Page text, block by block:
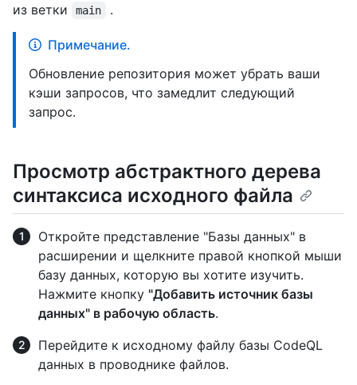
из ветки
main .
Примечание.
Обновление репозитория может убрать ваши
кэши запросов, что замедлит следующий
запрос.
Просмотр абстрактного дерева
синтаксиса исходного файла
Откройте представление "Базы данных" в
расширении и щелкните правой кнопкой мыши
базу данных, которую вы хотите изучить.
Нажмите кнопку "Добавить источник базы
данных" в рабочую область.
Перейдите к исходному файлу базы CodeQL
данных в проводнике файлов.